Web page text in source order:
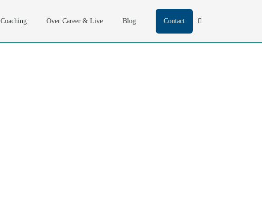
Coaching Over Career & Live Blog Contact